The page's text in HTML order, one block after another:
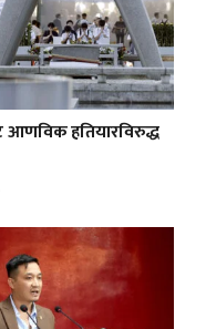
आणविक हतियारविरुद्ध